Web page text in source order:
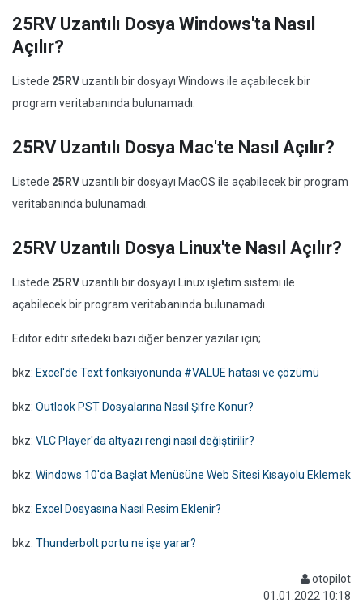
25RV Uzantılı Dosya Windows'ta Nasıl
Açılır?
Listede 25RVuzantılı bir dosyayı Windows ile açabilecek bir
program veritabanında bulunamadı.
25RV Uzantılı Dosya Mac'te Nasıl Açılır?
Listede 25RVuzantılı bir dosyayı MacOS ile açabilecek bir program
veritabanında bulunamadı.
25RV Uzantılı Dosya Linux'te Nasıl Açılır?
Listede 25RVuzantılı bir dosyayı Linux işletim sistemi ile
açabilecek bir program veritabanında bulunamadı.
Editör editi: sitedeki bazı diğer benzer yazılar için;
bkz: Excel'de Text fonksiyonunda #VALUE hatası ve çözümü
bkz: Outlook PST Dosyalarına Nasıl Şifre Konur?
bkz: VLC Player'da altyazı rengi nasıl değiştirilir?
bkz: Windows 10'da Başlat Menüsüne Web Sitesi Kısayolu Eklemek
bkz: Excel Dosyasına Nasıl Resim Eklenir?
bkz: Thunderbolt portu ne işe yarar?
otopilot
01.01.2022 10:18